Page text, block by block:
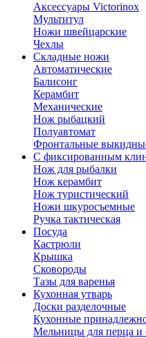
Аксессуары Victorinox
Мультитул
Ножи швейцарские
Чехлы
Складные ножи
Автоматические
Балисонг
Керамбит
Механические
Нож рыбацкий
Полуавтомат
Фронтальные
С фиксированным
Нож для рыбалки
Нож керамбит
Нож туристический
Ножи шкуросъемные
Ручка тактическая
Посуда
Кастрюли
Крышка
Сковороды
Тазы для варенья
Кухонная утварь
Доски разделочные
Кухонные
Мельницы для перца и